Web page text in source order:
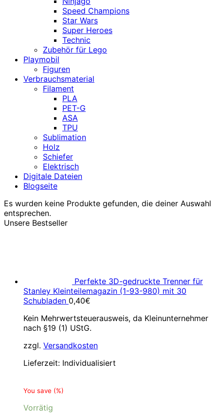
Speed Champions
Star Wars
Super Heroes
Technic
Zubehör für Lego
Playmobil
Figuren
Verbrauchsmaterial
Filament
PLA
PET-G
ASA
TPU
Sublimation
Holz
Schiefer
Elektrisch
Digitale Dateien
Blogseite
Es wurden keine Produkte gefunden, die deiner Auswahl
entsprechen.
Unsere Bestseller
Perfekte 3D-gedruckte Trenner für
Stanley Kleinteilemagazin (1-93-980) mit 30
Schubladen 0,40€
Kein Mehrwertsteuerausweis, da Kleinunternehmer
nach §19 (1) UStG.
zzgl. Versandkosten
Lieferzeit: Individualisiert
You save (%)
Vorrätig